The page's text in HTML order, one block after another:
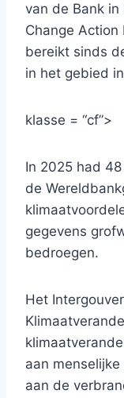
van de Bank
Change Action
bereikt sinds
in het gebied
klasse = “cf”>
In 2025 had
de
gegevens
bedroegen.
Het
aan
aan de